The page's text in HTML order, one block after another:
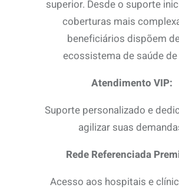
superior. Desde o suporte
coberturas mais
beneficiários dispõem
ecossistema de saúde
Atendimento VIP:
Suporte personalizado e
agilizar suas
Rede Referenciada
Acesso aos hospitais e